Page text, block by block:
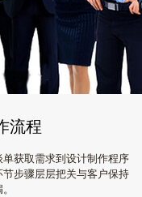
流程
获取需求到设计制作程序
步骤层层把关与客户保持